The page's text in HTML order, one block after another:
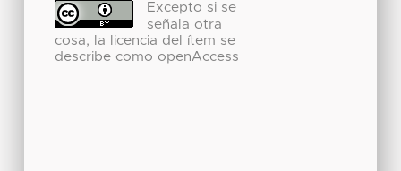
Excepto si se
señala otra
cosa, la licencia del ítem se
describe como openAccess